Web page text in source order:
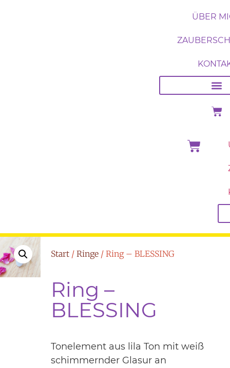
ÜBER
Start /Ringe / Ring – BLESSING
Ring –
BLESSING
Tonelement aus lila Ton mit weiß
schimmernder Glasur an